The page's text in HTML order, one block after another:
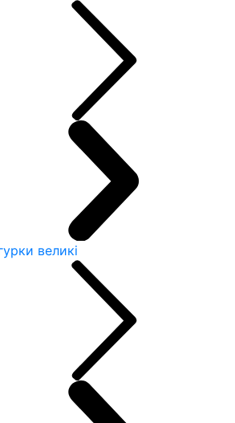
великі